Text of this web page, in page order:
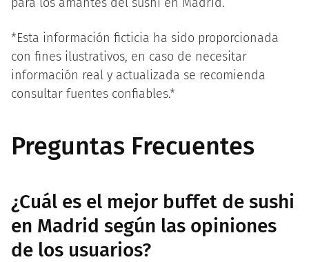
*Esta información ficticia ha sido proporcionada
con fines ilustrativos, en caso de necesitar
información real y actualizada se recomienda
consultar fuentes confiables.*
Preguntas Frecuentes
¿Cuál es el mejor buffet de sushi
en Madrid según las opiniones
de los usuarios?